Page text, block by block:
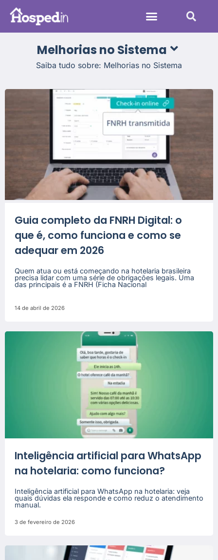
Melhorias no Sistema
Saiba tudo sobre: Melhorias no Sistema
Guia completo da FNRH Digital: o
que é, como funciona e como se
adequar em 2026
Quem atua ou está começando na hotelaria brasileira
precisa lidar com uma série de obrigações legais. Uma
das principais é a FNRH (Ficha Nacional
14 de abril de 2026
Inteligência artificial para WhatsApp
na hotelaria: como funciona?
Inteligência artificial para WhatsApp na hotelaria: veja
quais dúvidas ela responde e como reduz o atendimento
manual.
3 de fevereiro de 2026